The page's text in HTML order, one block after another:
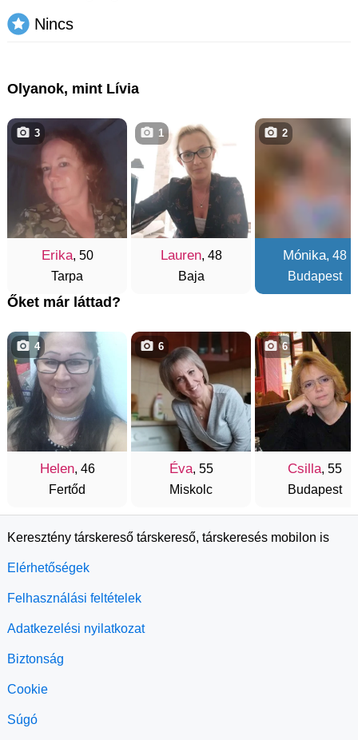
Nincs
Olyanok, mint Lívia
Erika, 50
Tarpa
3
Lauren, 48
Baja
1
Mónika, 48
Budapest
2
Őket már láttad?
Helen, 46
Fertőd
4
Éva, 55
Miskolc
6
Csilla, 55
Budapest
6
Keresztény társkereső társkereső, társkeresés mobilon is
Elérhetőségek
Felhasználási feltételek
Adatkezelési nyilatkozat
Biztonság
Cookie
Súgó